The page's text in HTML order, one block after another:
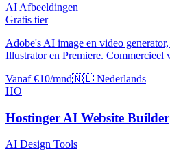
AI Afbeeldingen
Gratis tier
Adobe's AI image en video
Illustrator en Premiere. Commercieel
Vanaf €10/mnd🇳🇱 Nederlands
HO
Hostinger AI Website Builder
AI Design Tools